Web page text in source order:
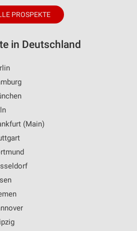
PROSPEKTE
in Deutschland
(Main)